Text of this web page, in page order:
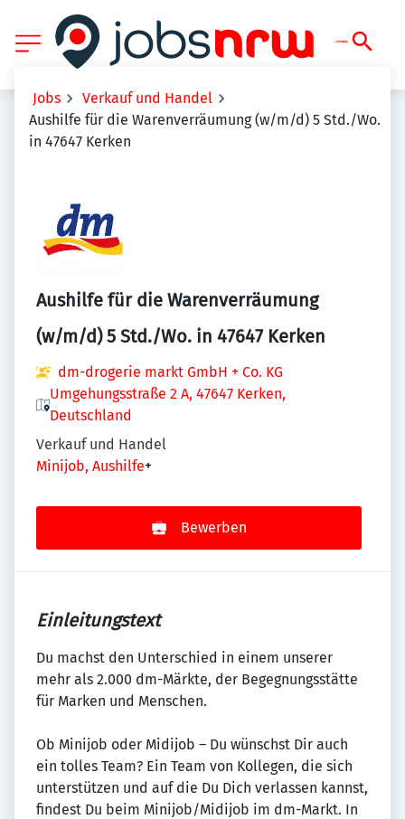
Jobs
Verkauf und Handel
Aushilfe für die Warenverräumung (w/m/d) 5 Std./Wo.
in 47647 Kerken
Aushilfe für die Warenverräumung
(w/m/d) 5 Std./Wo. in 47647 Kerken
dm-drogerie markt GmbH + Co. KG
Umgehungsstraße 2 A, 47647 Kerken,
Deutschland
Verkauf und Handel
Minijob, Aushilfe+
Bewerben
Einleitungstext
Du machst den Unterschied in einem unserer
mehr als 2.000 dm-Märkte, der Begegnungsstätte
für Marken und Menschen.
Ob Minijob oder Midijob – Du wünschst Dir auch
ein tolles Team? Ein Team von Kollegen, die sich
unterstützen und auf die Du Dich verlassen kannst,
findest Du beim Minijob/Midijob im dm-Markt. In